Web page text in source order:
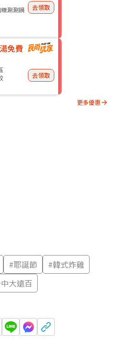
涮涮鍋
去領取
免費
去領取
更多優惠
#耶誕節 #韓式炸雞
大遠百